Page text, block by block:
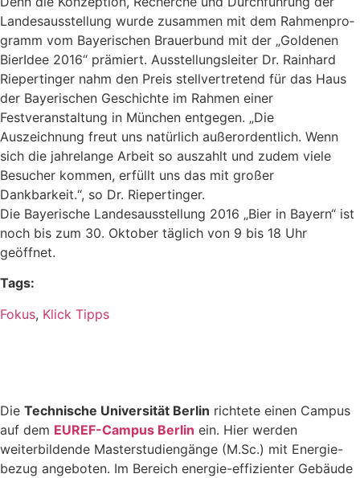
Landesausstellung wurde zusammen mit dem Rahmenpro­
gramm vom Bayerischen Brauerbund mit der „Goldenen
BierIdee 2016“ prämiert. Ausstellungsleiter Dr. Rainhard
Riepertinger nahm den Preis stellvertretend für das Haus
der Bayerischen Geschichte im Rahmen einer
Festveranstaltung in München entgegen. „Die
Auszeichnung freut uns natürlich außerordentlich. Wenn
sich die jahrelange Arbeit so auszahlt und zudem viele
Besucher kommen, erfüllt uns das mit großer
Dankbarkeit.“, so Dr. Riepertinger.
Die Bayerische Landesausstellung 2016 „Bier in Bayern“ ist
noch bis zum 30. Oktober täglich von 9 bis 18 Uhr
geöffnet.
Tags:
Fokus, Klick Tipps
Die Technische Universität Berlin richtete einen Campus
auf dem EUREF-Campus Berlin ein. Hier werden
weiterbildende Masterstudiengänge (M.Sc.) mit Energie-
bezug angeboten. Im Bereich energie-effizienter Gebäude